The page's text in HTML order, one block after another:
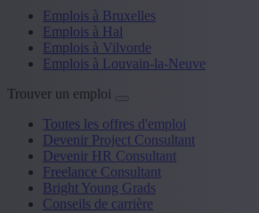
Emplois à Bruxelles
Emplois à Hal
Emplois à Vilvorde
Emplois à Louvain-la-Neuve
Trouver un emploi
Toutes les offres d'emploi
Devenir Project Consultant
Devenir HR Consultant
Freelance Consultant
Bright Young Grads
Conseils de carrière